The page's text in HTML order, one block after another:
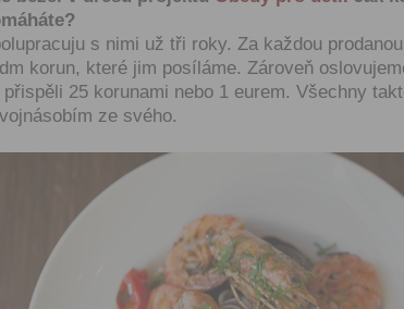
s nimi už tři roky. Za každou
korun, které jim posíláme. Zároveň
přispěli 25 korunami nebo 1 eurem. Všechny
ze svého.